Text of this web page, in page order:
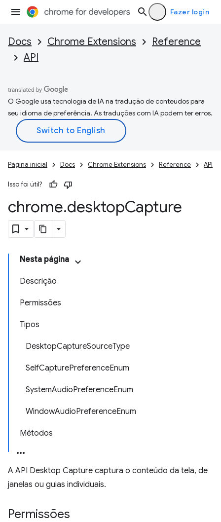
Fazer login
Docs Chrome Extensions
Reference
API
O Google usa tecnologia de IA na tradução de conteúdos para
seu idioma de preferência. As traduções com IA podem ter erros.
Página inicial Docs Chrome Extensions Reference API
Isso foi útil?
chrome.desktopCapture
Nesta página
Descrição
Permissões
Tipos
DesktopCaptureSourceType
SelfCapturePreferenceEnum
SystemAudioPreferenceEnum
WindowAudioPreferenceEnum
Métodos
A API Desktop Capture captura o conteúdo da tela, de
janelas ou guias individuais.
Permissões